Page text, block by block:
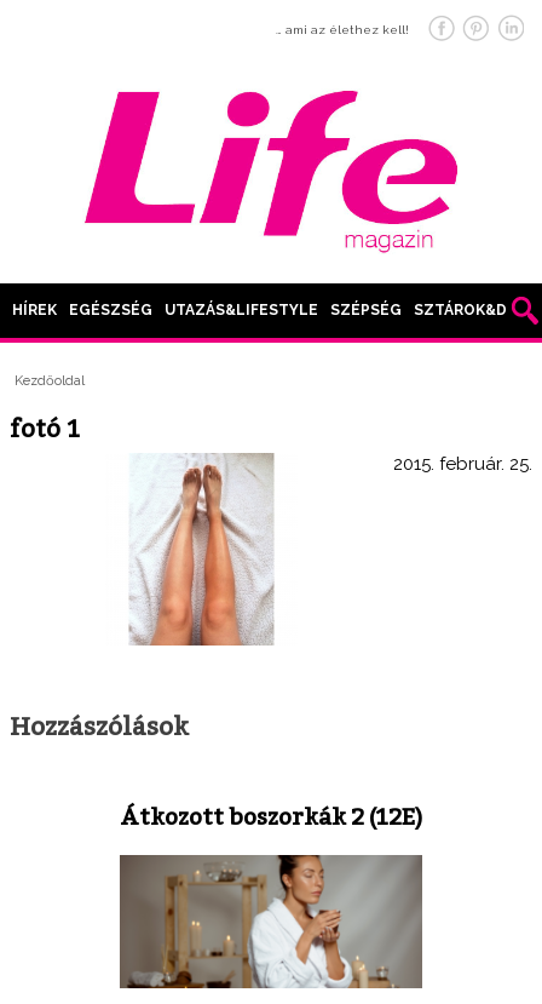
… ami az élethez kell!
HÍREK EGÉSZSÉG UTAZÁS&LIFESTYLE SZÉPSÉG SZTÁROK&DIVAT
Kezdőoldal
fotó 1
2015. február. 25.
Hozzászólások
Átkozott boszorkák 2 (12E)